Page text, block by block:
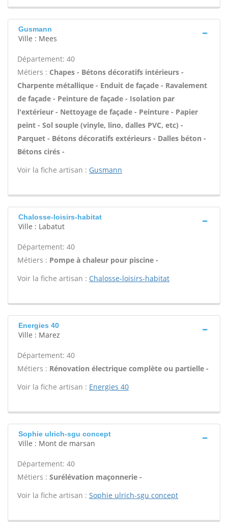
Gusmann
Ville : Mees
Département: 40
Métiers : Chapes - Bétons décoratifs intérieurs -
Charpente métallique - Enduit de façade - Ravalement
de façade - Peinture de façade - Isolation par
l'extérieur - Nettoyage de façade - Peinture - Papier
peint - Sol souple (vinyle, lino, dalles PVC, etc) -
Parquet - Bétons décoratifs extérieurs - Dalles béton -
Bétons cirés -
Voir la fiche artisan : Gusmann
Chalosse-loisirs-habitat
Ville : Labatut
Département: 40
Métiers : Pompe à chaleur pour piscine -
Voir la fiche artisan : Chalosse-loisirs-habitat
Energies 40
Ville : Marez
Département: 40
Métiers : Rénovation électrique complète ou partielle -
Voir la fiche artisan : Energies 40
Sophie ulrich-sgu concept
Ville : Mont de marsan
Département: 40
Métiers : Surélévation maçonnerie -
Voir la fiche artisan : Sophie ulrich-sgu concept